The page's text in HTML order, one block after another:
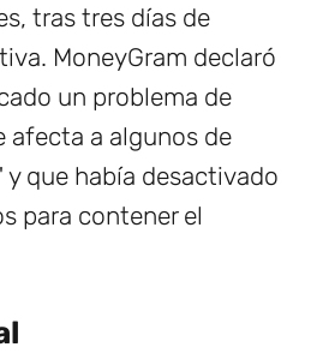
tras tres días de
MoneyGram declaró
un problema de
afecta a algunos de
que había desactivado
para contener el